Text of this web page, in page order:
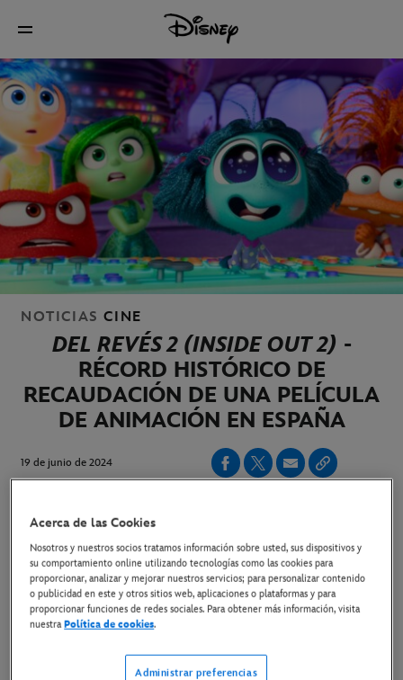
NOTICIAS CINE
DEL REVÉS 2 (INSIDE OUT 2) -
RÉCORD HISTÓRICO DE
RECAUDACIÓN DE UNA PELÍCULA
DE ANIMACIÓN EN ESPAÑA
19 de junio de 2024
La nueva película de Pixar consigue 2,7 millones de euros
de taquilla en un solo día y alcanza ya los 3,4 millones de
eurosincluyendo los preestrenos del domingo
Acerca de las Cookies
Nosotros y nuestros socios tratamos información sobre usted, sus dispositivos y
su comportamiento online utilizando tecnologías como las cookies para
proporcionar, analizar y mejorar nuestros servicios; para personalizar contenido
o publicidad en este y otros sitios web, aplicaciones o plataformas y para
proporcionar funciones de redes sociales. Para obtener más información, visita
nuestraPolítica de cookies.
Administrar preferencias